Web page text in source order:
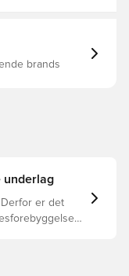
brands
underlag
er det